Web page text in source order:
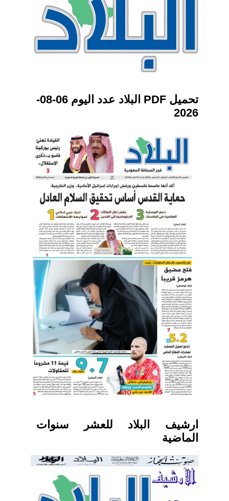
تحميل PDF البلاد عدد اليوم 06-08-
2026
ارشيف البلاد للعشر سنوات
الماضية